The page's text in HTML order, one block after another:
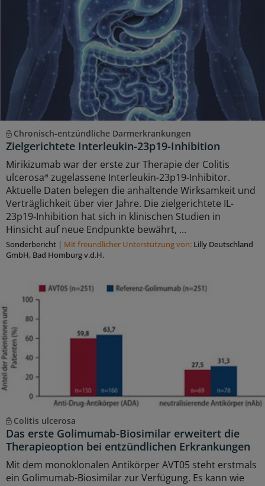
Chronisch-entzündliche Darmerkrankungen
Zielgerichtete Interleukin-23p19-Inhibition
Mirikizumab war der erste zur Therapie der Colitis
ulcerosaa zugelassene Interleukin-23p19-Inhibitor.
Aktuelle Daten belegen die anhaltende Wirksamkeit und
Verträglichkeit über vier Jahre. Die zielgerichtete IL-
23p19-Inhibition hat sich in klinischen Studien in
Hinsicht auf neue Endpunkte bewährt, ...
Sonderbericht | Mit freundlicher Unterstützung von: Lilly Deutschland
GmbH, Bad Homburg v.d.H.
Colitis ulcerosa
Das erste Golimumab-Biosimilar erweitert die
Therapieoption bei entzündlichen Erkrankungen
Mit dem monoklonalen Antikörper AVT05 steht erstmals
ein Golimumab-Biosimilar zur Verfügung. Es kann wie